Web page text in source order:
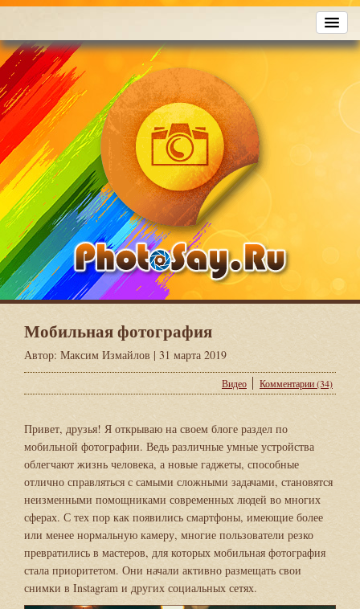
Мобильная фотография
Автор: Максим Измайлов | 31 марта 2019
Видео Комментарии (34)
Привет, друзья! Я открываю на своем блоге раздел по
мобильной фотографии. Ведь различные умные устройства
облегчают жизнь человека, а новые гаджеты, способные
отлично справляться с самыми сложными задачами, становятся
неизменными помощниками современных людей во многих
сферах. С тех пор как появились смартфоны, имеющие более
или менее нормальную камеру, многие пользователи резко
превратились в мастеров, для которых мобильная фотография
стала приоритетом. Они начали активно размещать свои
снимки в Instagram и других социальных сетях.